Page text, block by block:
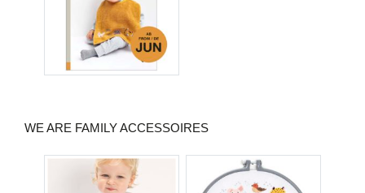
WE ARE FAMILY ACCESSOIRES